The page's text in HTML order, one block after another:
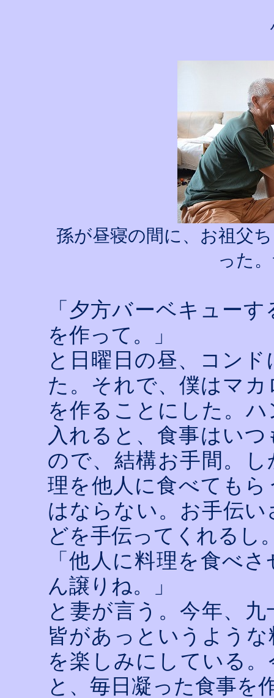
孫が昼寝の間に、お祖父
った
「夕方バーベキュー
を作って。」
と日曜日の昼、コン
た。それで、僕はマ
を作ることにした。
入れると、食事はい
ので、結構お手間。
理を他人に食べても
はならない。お手伝
どを手伝ってくれるし
「他人に料理を食べ
ん譲りね。」
と妻が言う。今年、
皆があっというよう
を楽しみにしている
と、毎日凝った食事を